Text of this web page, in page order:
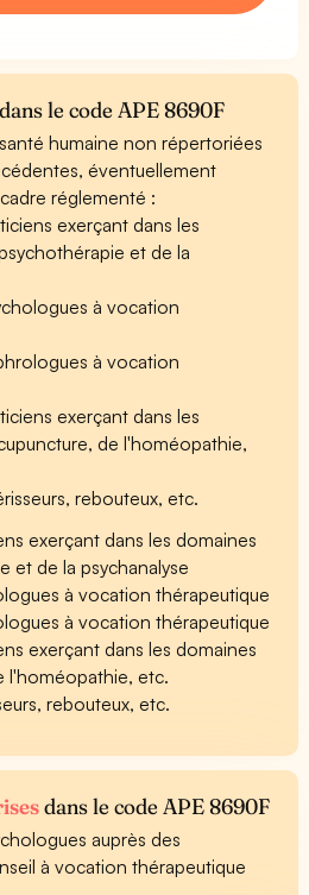
le code APE 8690F
humaine non répertoriées
éventuellement
réglementé :
exerçant dans les
et de la
à vocation
à vocation
exerçant dans les
de l'homéopathie,
rebouteux, etc.
exerçant dans les domaines
et de la psychanalyse
à vocation thérapeutique
à vocation thérapeutique
exerçant dans les domaines
l'homéopathie, etc.
rebouteux, etc.
dans le code APE 8690F
auprès des
à vocation thérapeutique